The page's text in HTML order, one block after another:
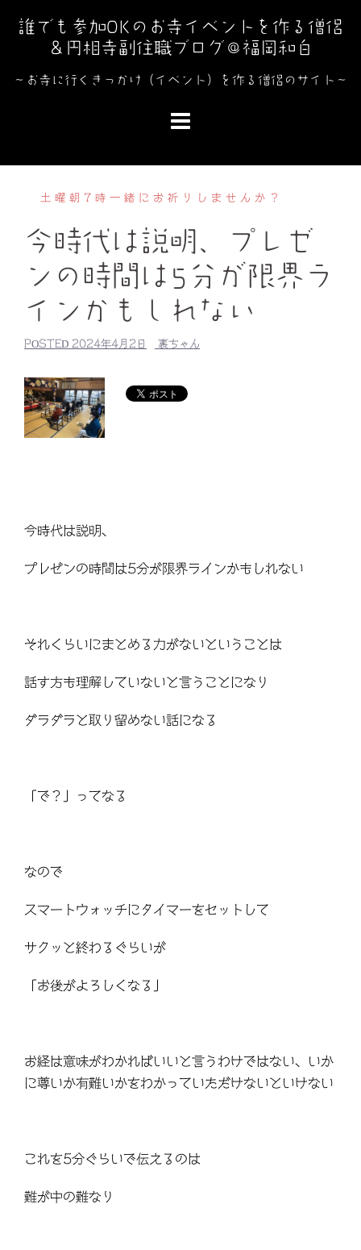
キ
誰でも参加OKのお寺イベントを作る僧侶
＆円相寺副住職ブログ＠福岡和白
～お寺に行くきっかけ（イベント）を作る僧侶のサイト～
土曜朝7時一緒にお祈りしませんか？
今時代は説明、プレゼ
ンの時間は5分が限界ラ
インかもしれない
POSTED 2024年4月2日 裏ちゃん
今時代は説明、
プレゼンの時間は5分が限界ラインかもしれない
それくらいにまとめる力がないということは
話す方も理解していないと言うことになり
ダラダラと取り留めない話になる
「で？」ってなる
なので
スマートウォッチにタイマーをセットして
サクッと終わるぐらいが
「お後がよろしくなる」
お経は意味がわかればいいと言うわけではない、いか
に尊いか有難いかをわかっていただけないといけない
これを5分ぐらいで伝えるのは
難が中の難なり